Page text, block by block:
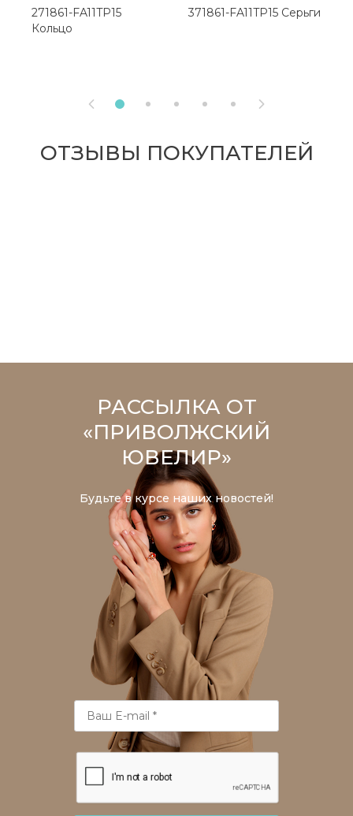
271861-FA11TP15
Кольцо
371861-FA11TP15 Серьги
 
ОТЗЫВЫ ПОКУПАТЕЛЕЙ
РАССЫЛКА ОТ
«ПРИВОЛЖСКИЙ
ЮВЕЛИР»
Будьте в курсе наших новостей!